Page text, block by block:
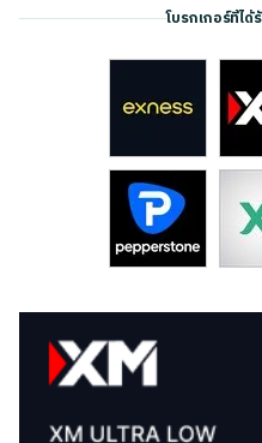
โบรกเกอร์ที่ไ